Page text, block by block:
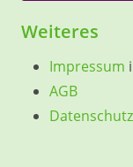
Weiteres
Impressum
AGB
Datenschutz